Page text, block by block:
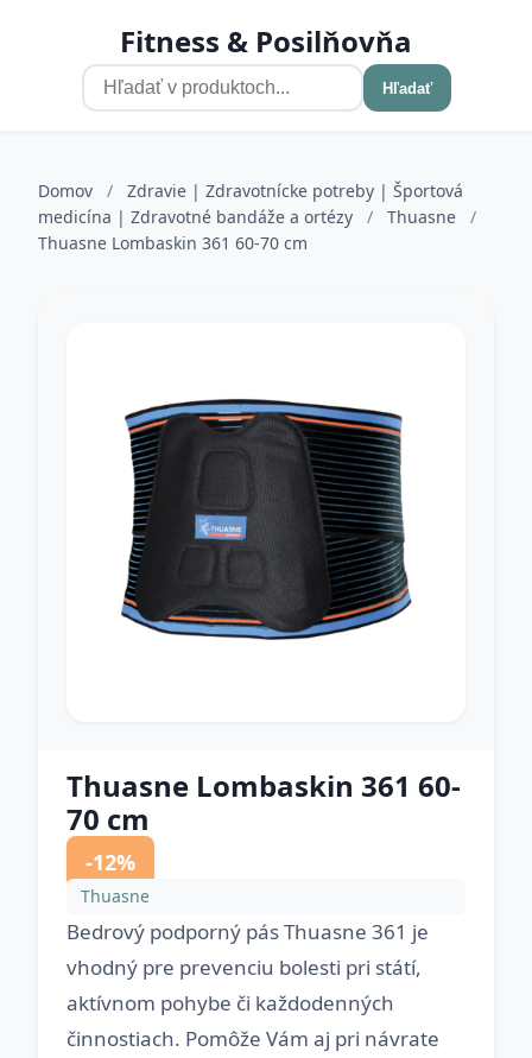
Fitness & Posilňovňa
Hľadať
Domov /
Zdravie | Zdravotnícke potreby | Športová
medicína | Zdravotné bandáže a ortézy
/ Thuasne
/
Thuasne Lombaskin 361 60-70 cm
Thuasne Lombaskin 361 60-
70 cm
-12%
Thuasne
Bedrový podporný pás Thuasne 361 je
vhodný pre prevenciu bolesti pri státí,
aktívnom pohybe či každodenných
činnostiach. Pomôže Vám aj pri návrate